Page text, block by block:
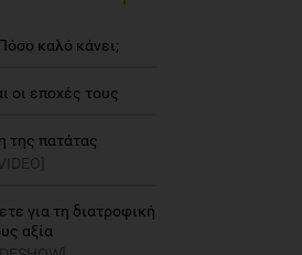
καλό κάνει;
οι εποχές τους
της πατάτας
για τη διατροφική
αξία